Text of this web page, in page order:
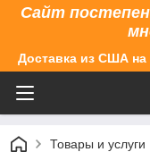
Сайт
Доставка из США на
Товары и услуги